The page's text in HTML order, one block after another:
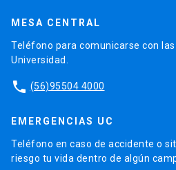
MESA CENTRAL
Teléfono para comunicarse con
Universidad.
phone (56)95504 4000
EMERGENCIAS UC
Teléfono en caso de accidente o
riesgo tu vida dentro de algún